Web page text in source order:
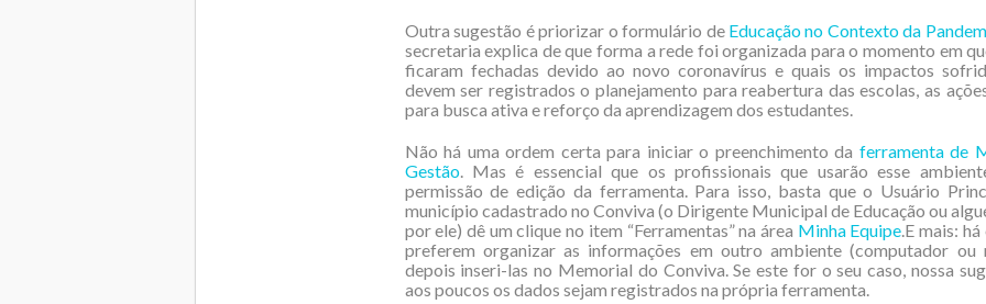
Outra sugestão é priorizar o formulário de Educação no Contexto da
secretaria explica de que forma a rede foi organizada para o momento em
ficaram fechadas devido ao novo coronavírus e quais os impactos
devem ser registrados o planejamento para reabertura das escolas, as
para busca ativa e reforço da aprendizagem dos estudantes.
Não há uma ordem certa para iniciar o preenchimento da ferramenta de
Gestão. Mas é essencial que os profissionais que usarão esse
permissão de edição da ferramenta. Para isso, basta que o Usuário
município cadastrado no Conviva (o Dirigente Municipal de Educação ou
por ele) dê um clique no item “Ferramentas” na área Minha Equipe.E mais:
preferem organizar as informações em outro ambiente (computador ou
depois inseri-las no Memorial do Conviva. Se este for o seu caso, nossa
aos poucos os dados sejam registrados na própria ferramenta.